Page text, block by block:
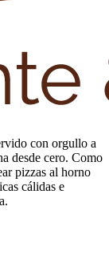
con orgullo a
desde cero. Como
pizzas al horno
cálidas e